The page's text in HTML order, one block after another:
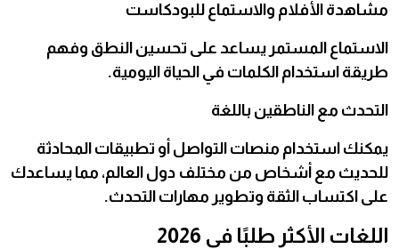
مشاهدة الأفلام والاستماع للبودكاست
الاستماع المستمر يساعد على تحسين النطق وفهم
طريقة استخدام الكلمات في الحياة اليومية.
التحدث مع الناطقين باللغة
يمكنك استخدام منصات التواصل أو تطبيقات المحادثة
للحديث مع أشخاص من مختلف دول العالم، مما يساعدك
على اكتساب الثقة وتطوير مهارات التحدث.
اللغات الأكثر طلبًا في 2026